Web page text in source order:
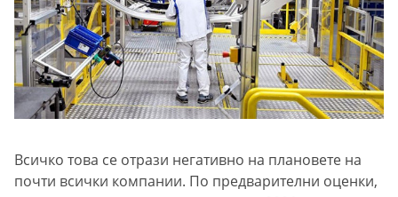
Всичко това се отрази негативно на плановете на
почти всички компании. По предварителни оценки,